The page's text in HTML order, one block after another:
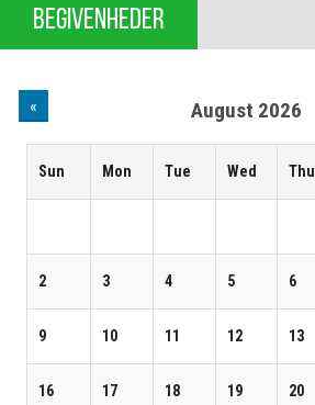
BEGIVENHEDER
« August 2026
Sun Mon Tue Wed Thu
2 3 4 5 6
9 10 11 12 13
16 17 18 19 20